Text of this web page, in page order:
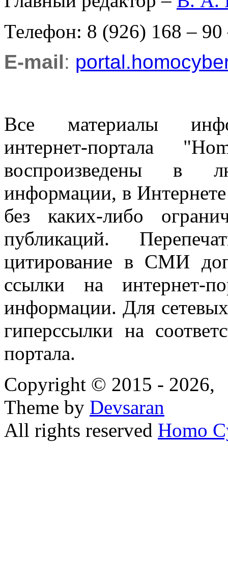
Телефон: 8 (926) 168 – 90
E-mail:
Все материалы
интернет-портала
воспроизведены в
информации, в
без каких-либо
публикаций.
цитирование в СМИ
ссылки на интернет-
информации. Для
гиперссылки на
портала.
Copyright © 2015 - 2026,
Theme by Devsaran
All rights reserved Homo